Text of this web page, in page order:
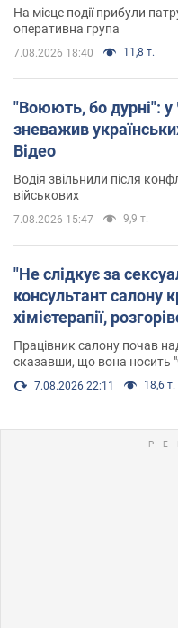
На місце події прибули
оперативна група
7.08.2026 18:40 11,8 т.
"Воюють, бо дурні": у
зневажив
Відео
Водія звільнили після
військових
7.08.2026 15:47 9,9 т.
"Не слідкує за
консультант салону
хімієтерапії,
Працівник салону почав
сказавши, що вона носить
7.08.2026 22:11 18,6 т.